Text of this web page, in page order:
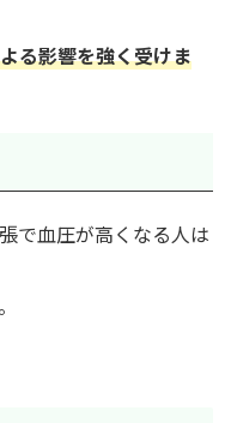
る影響を強く受けま
で血圧が高くなる人は